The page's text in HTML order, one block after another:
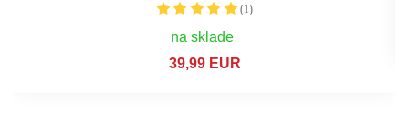
(1)
na sklade
39,99 EUR